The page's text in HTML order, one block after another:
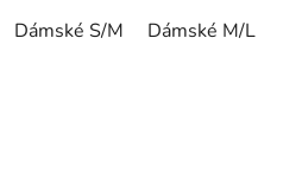
Dámské S/M Dámské M/L